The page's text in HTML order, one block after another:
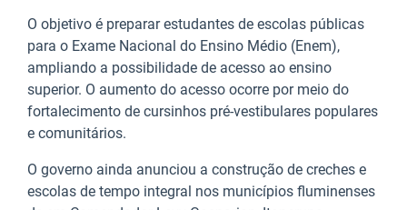
O objetivo é preparar estudantes de escolas públicas
para o Exame Nacional do Ensino Médio (Enem),
ampliando a possibilidade de acesso ao ensino
superior. O aumento do acesso ocorre por meio do
fortalecimento de cursinhos pré-vestibulares populares
e comunitários.
O governo ainda anunciou a construção de creches e
escolas de tempo integral nos municípios fluminenses